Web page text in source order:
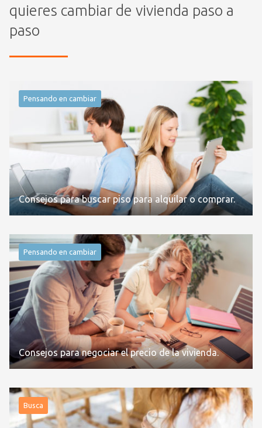
quieres cambiar de vivienda paso a
paso
Pensando en cambiar
Consejos para buscar piso para alquilar o comprar.
Pensando en cambiar
Consejos para negociar el precio de la vivienda.
Busca